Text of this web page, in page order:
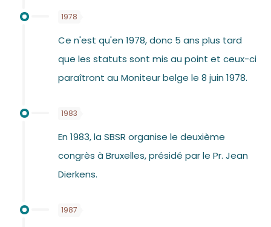
1978
Ce n'est qu'en 1978, donc 5 ans plus tard
que les statuts sont mis au point et ceux-ci
paraîtront au Moniteur belge le 8 juin 1978.
1983
En 1983, la SBSR organise le deuxième
congrès à Bruxelles, présidé par le Pr. Jean
Dierkens.
1987